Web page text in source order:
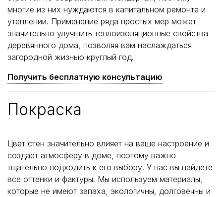
многие из них нуждаются в капитальном ремонте и
утеплении. Применение ряда простых мер может
значительно улучшить теплоизоляционные свойства
деревянного дома, позволяя вам наслаждаться
загородной жизнью круглый год.
Получить бесплатную консультацию
Покраска
Цвет стен значительно влияет на ваше настроение и
создает атмосферу в доме, поэтому важно
тщательно подходить к его выбору. У нас вы найдете
все оттенки и фактуры. Мы используем материалы,
которые не имеют запаха, экологичны, долговечны и